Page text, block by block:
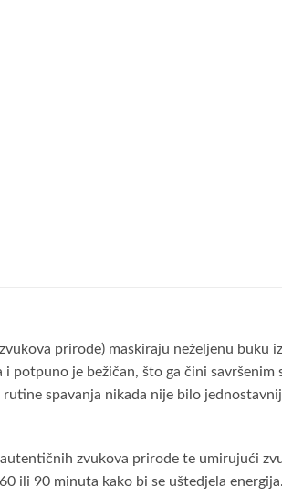
prirode) maskiraju neželjenu buku
potpuno je bežičan, što ga čini savršenim
spavanja nikada nije bilo
zvukova prirode te umirujući
ili 90 minuta kako bi se uštedjela energija.